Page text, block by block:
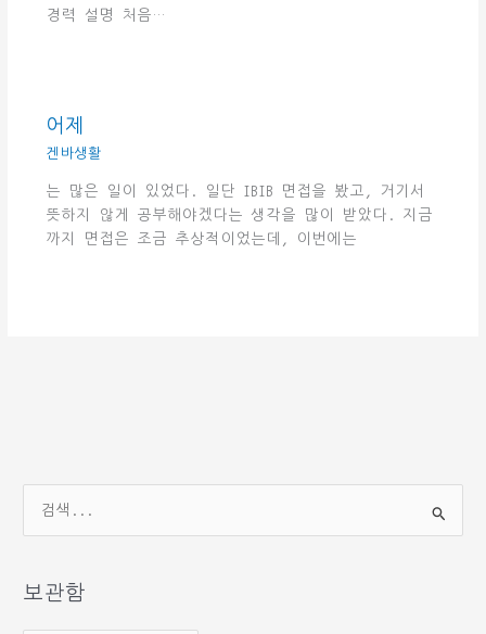
경력 설명 처음…
어제
겐바생활
는 많은 일이 있었다. 일단 IBIB 면접을 봤고, 거기서
뜻하지 않게 공부해야겠다는 생각을 많이 받았다. 지금
까지 면접은 조금 추상적이었는데, 이번에는
상
보관함